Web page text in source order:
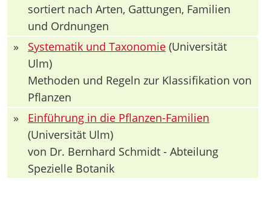
sortiert nach Arten, Gattungen, Familien
und Ordnungen
»
Systematik und Taxonomie (Universität
Ulm)
Methoden und Regeln zur Klassifikation von
Pflanzen
»
Einführung in die Pflanzen-Familien
(Universität Ulm)
von Dr. Bernhard Schmidt - Abteilung
Spezielle Botanik